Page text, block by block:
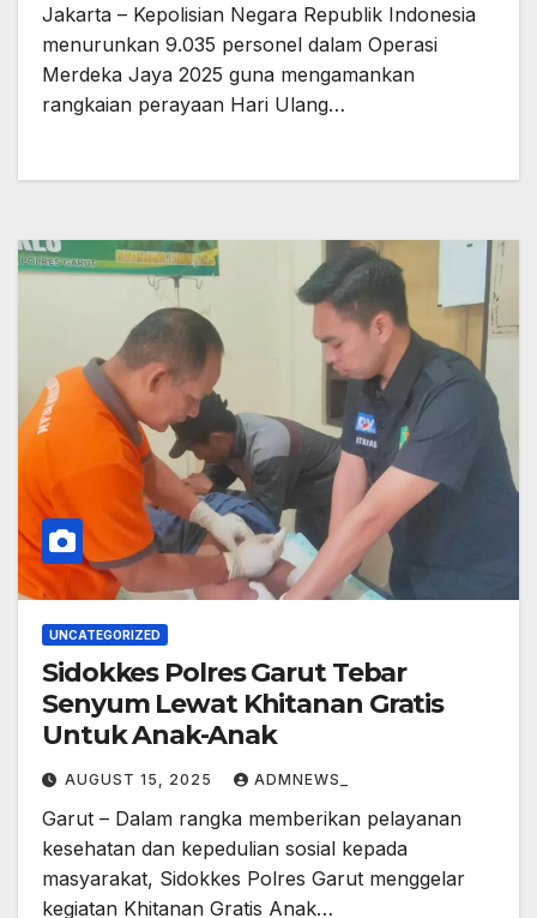
Jakarta – Kepolisian Negara Republik Indonesia
menurunkan 9.035 personel dalam Operasi
Merdeka Jaya 2025 guna mengamankan
rangkaian perayaan Hari Ulang…
UNCATEGORIZED
Sidokkes Polres Garut Tebar
Senyum Lewat Khitanan Gratis
Untuk Anak-Anak
AUGUST 15, 2025 ADMNEWS_
Garut – Dalam rangka memberikan pelayanan
kesehatan dan kepedulian sosial kepada
masyarakat, Sidokkes Polres Garut menggelar
kegiatan Khitanan Gratis Anak…